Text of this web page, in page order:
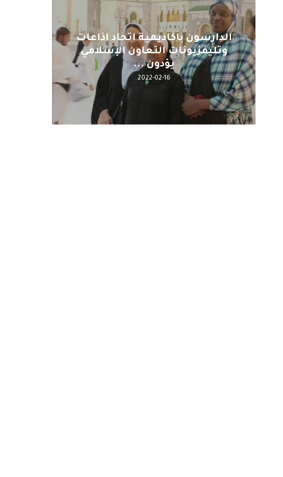
اليوم : المشاركة بالاجتماع
التحضيري لمنظمي قمة اسيا...
2022-04-12